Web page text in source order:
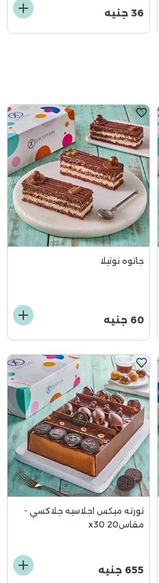
36 جنيه
جاتوه نوتيلا
60 جنيه
تورته ميكس اجلاسيه جلاكسي -
مقاس20 x30
655 جنيه